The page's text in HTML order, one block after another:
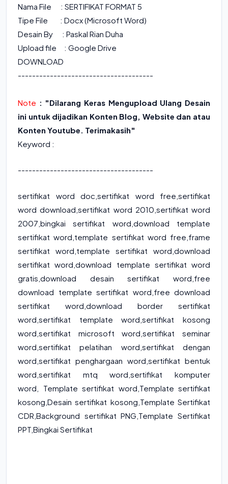
Nama File : SERTIFIKAT FORMAT 5
Tipe File : Docx (Microsoft Word)
Desain By : Paskal Rian Duha
Upload file : Google Drive
DOWNLOAD
--------------------------------------
Note : "Dilarang Keras Mengupload Ulang Desain
ini untuk dijadikan Konten Blog, Website dan atau
Konten Youtube. Terimakasih"
Keyword :
--------------------------------------
sertifikat word doc sertifikat word free sertifikat
word download ,sertifikat word 2010 sertifikat word
2007 bingkai sertifikat word download template
sertifikat word template sertifikat word free frame
sertifikat word template sertifikat word download
sertifikat word ,download template sertifikat word
gratis download desain sertifikat word free
download template sertifikat word free download
sertifikat word download border sertifikat
word sertifikat template word ,sertifikat kosong
word sertifikat microsoft word ,sertifikat seminar
word sertifikat pelatihan word sertifikat dengan
word sertifikat penghargaan word sertifikat bentuk
word sertifikat mtq word ,sertifikat komputer
word
Template sertifikat word,Template sertifikat
kosong,Desain sertifikat kosong,Template Sertifikat
CDR,Background sertifikat PNG,Template Sertifikat
PPT,Bingkai Sertifikat